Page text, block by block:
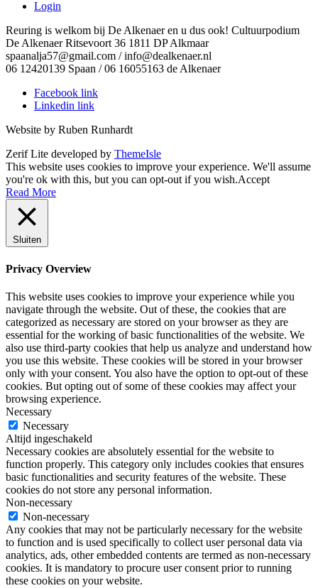
Login
Reuring is welkom bij De Alkenaer en u dus ook! Cultuurpodium
De Alkenaer Ritsevoort 36 1811 DP Alkmaar
spaanalja57@gmail.com / info@dealkenaer.nl
06 12420139 Spaan / 06 16055163 de Alkenaer
Facebook link
Linkedin link
Website by Ruben Runhardt
Zerif Lite developed by ThemeIsle
This website uses cookies to improve your experience. We'll assume
you're ok with this, but you can opt-out if you wish.Accept
Read More
Sluiten
Privacy Overview
This website uses cookies to improve your experience while you
navigate through the website. Out of these, the cookies that are
categorized as necessary are stored on your browser as they are
essential for the working of basic functionalities of the website. We
also use third-party cookies that help us analyze and understand how
you use this website. These cookies will be stored in your browser
only with your consent. You also have the option to opt-out of these
cookies. But opting out of some of these cookies may affect your
browsing experience.
Necessary
Necessary
Altijd ingeschakeld
Necessary cookies are absolutely essential for the website to
function properly. This category only includes cookies that ensures
basic functionalities and security features of the website. These
cookies do not store any personal information.
Non-necessary
Non-necessary
Any cookies that may not be particularly necessary for the website
to function and is used specifically to collect user personal data via
analytics, ads, other embedded contents are termed as non-necessary
cookies. It is mandatory to procure user consent prior to running
these cookies on your website.